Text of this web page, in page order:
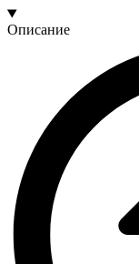
Описание